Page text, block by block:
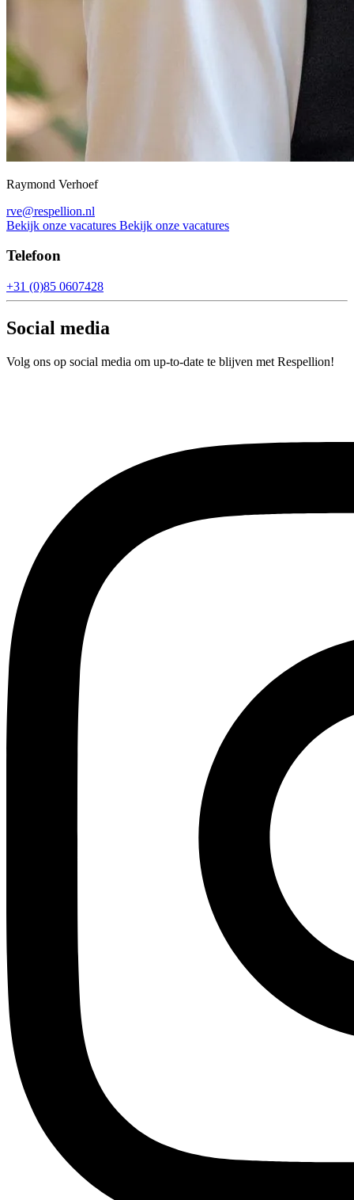
Raymond Verhoef
rve@respellion.nl
Bekijk onze vacatures Bekijk onze vacatures
Telefoon
+31 (0)85 0607428
Social media
Volg ons op social media om up-to-date te blijven met Respellion!